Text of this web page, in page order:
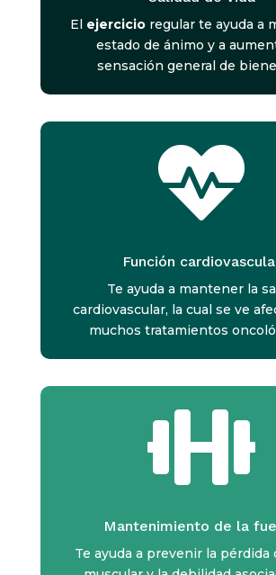
El ejercicioregular te ayuda a
estado de ánimo y a
sensación general de

Función
Te ayuda a mantener la
cardiovascular, la cual se ve
muchos tratamientos

Mantenimiento de la
Te ayuda a prevenir la pérdida